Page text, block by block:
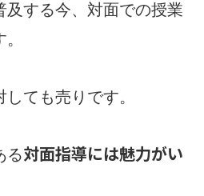
及する今、対面での授業
ても売りです。
る対面指導には魅力がい